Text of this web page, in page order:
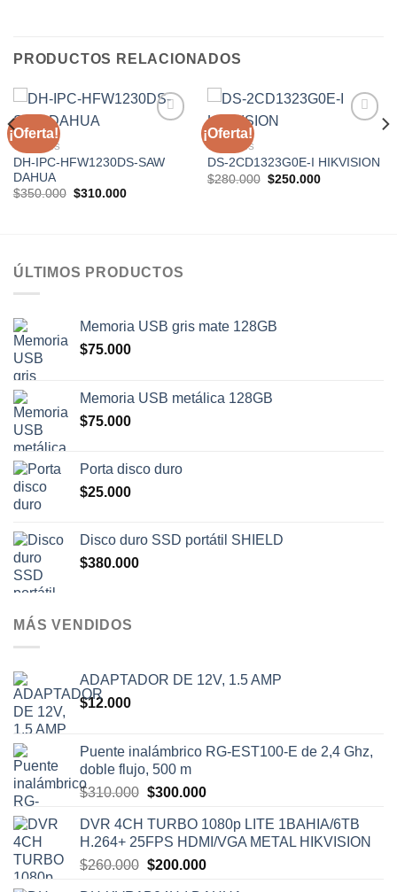
PRODUCTOS RELACIONADOS
¡Oferta!
lista de
deseos
CAMARAS
DH-IPC-HFW1230DS-SAW
DAHUA
$350.000 El
$310.000El
¡Oferta!
lista de
deseos
CAMARAS
DS-2CD1323G0E-I HIKVISION
$280.000 El
$250.000El
ÚLTIMOS PRODUCTOS
Memoria USB gris mate 128GB
$75.000
Memoria USB metálica 128GB
$75.000
Porta disco duro
$25.000
Disco duro SSD portátil SHIELD
$380.000
MÁS VENDIDOS
ADAPTADOR DE 12V, 1.5 AMP
$12.000
Puente inalámbrico RG-EST100-E de 2,4 Ghz,
doble flujo, 500 m
$310.000 El
original
era:
$310.000.
$300.000El
actual
es:
$300.000.
DVR 4CH TURBO 1080p LITE 1BAHIA/6TB
H.264+ 25FPS HDMI/VGA METAL HIKVISION
$260.000 El
$200.000El